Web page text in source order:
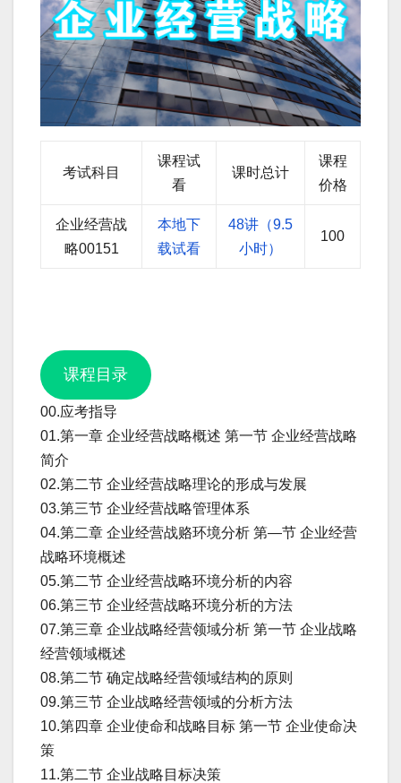
考试科目
课程试
看
课时总计
课程
价格
企业经营战
略00151
本地下
载试看
48讲（9.5
小时）
100
课程目录
00.应考指导
01.第一章 企业经营战略概述 第一节 企业经营战略
简介
02.第二节 企业经营战略理论的形成与发展
03.第三节 企业经营战略管理体系
04.第二章 企业经营战赂环境分析 第—节 企业经营
战略环境概述
05.第二节 企业经营战略环境分析的内容
06.第三节 企业经营战略环境分析的方法
07.第三章 企业战略经营领域分析 第一节 企业战略
经营领域概述
08.第二节 确定战略经营领域结构的原则
09.第三节 企业战略经营领域的分析方法
10.第四章 企业使命和战略目标 第一节 企业使命决
策
11.第二节 企业战略目标决策